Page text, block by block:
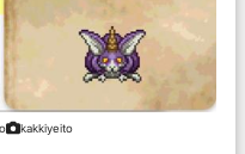
kakkiyeito